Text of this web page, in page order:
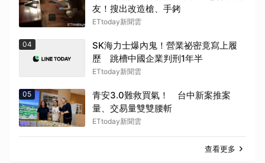
友！搜出改造槍、手銬
ETtoday新聞雲
04
SK海力士爆內鬼！營業祕密竟寫上履
歷 跳槽中國企業判刑1年半
ETtoday新聞雲
05
青安3.0難救買氣！ 台中新案推案
量、交易量雙雙腰斬
ETtoday新聞雲
查看更多